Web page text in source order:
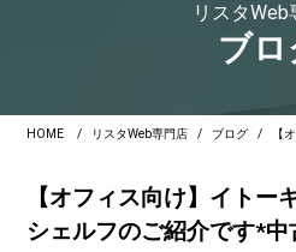
リスタWeb
ブロ
HOME リスタWeb専門店 ブログ 【
【オフィス向け】イトー
シェルフのご紹介です*中